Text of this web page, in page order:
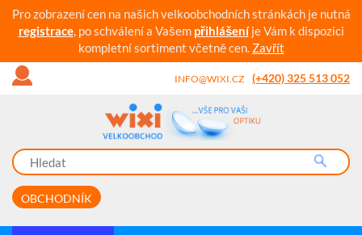
Pro zobrazení cen na našich velkoobchodních stránkách je nutná
registrace, po schválení a Vašem přihlášeníje Vám k dispozici
kompletní sortiment včetně cen. Zavřít
INFO@WIXI.CZ (+420) 325 513 052
OBCHODNÍK